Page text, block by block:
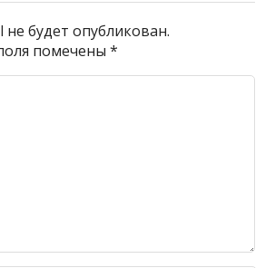
будет опубликован.
помечены*